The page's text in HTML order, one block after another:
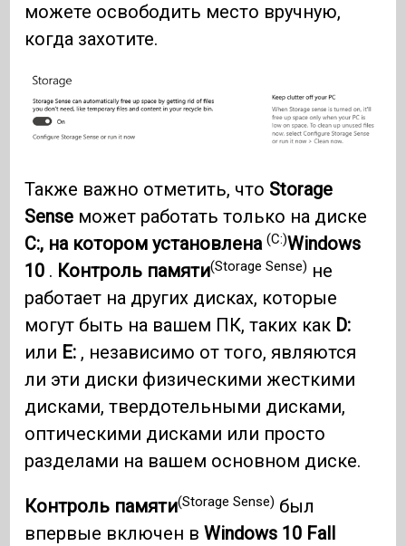
можете освободить место вручную,
когда захотите.
Также важно отметить, что Storage
Sense может работать только на диске
C:, на котором установлена(C:)​​Windows
10 . Контроль памяти(Storage Sense) не
работает на других дисках, которые
могут быть на вашем ПК, таких как D:
или E: , независимо от того, являются
ли эти диски физическими жесткими
дисками, твердотельными дисками,
оптическими дисками или просто
разделами на вашем основном диске.
Контроль памяти(Storage Sense) был
впервые включен вWindows 10 Fall